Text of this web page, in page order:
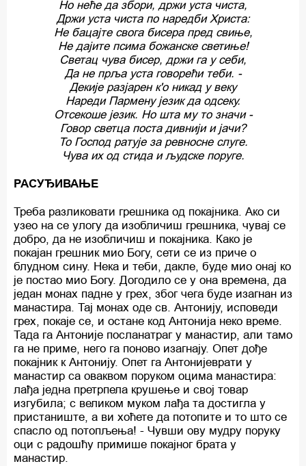
Но неће да збори, држи уста чиста,
Држи уста чиста по наредби Христа:
Не бацајте свога бисера пред свиње,
Не дајите псима божанске светиње!
Светац чува бисер, држи га у себи,
Да не прља уста говорећи теби. -
Декије разјарен к'о никад у веку
Нареди Пармену језик да одсеку.
Отсекоше језик. Но шта му то значи -
Говор светца поста дивнији и јачи?
То Господ ратује за ревносне слуге.
Чува их од стида и људске поруге.
РАСУЂИВАЊЕ
Треба разликовати грешника од покајника. Ако си
узео на се улогу да изобличиш грешника, чувај се
добро, да не изобличиш и покајника. Како је
покајан грешник мио Богу, сети се из приче о
блудном сину. Нека и теби, дакле, буде мио онај ко
је постао мио Богу. Догодило се у она времена, да
један монах падне у грех, због чега буде изагнан из
манастира. Тај монах оде св. Антонију, исповеди
грех, покаје се, и остане код Антонија неко време.
Тада га Антоније посланатраг у манастир, али тамо
га не приме, него га поново изагнају. Опет дође
покајник к Антонију. Опет га Антонијеврати у
манастир са оваквом поруком оцима манастира:
лађа једна претрпела крушење и свој товар
изгубила; с великом муком лађа та достигла у
пристаниште, а ви хоћете да потопите и то што се
спасло од потопљења! - Чувши ову мудру поруку
оци с радошћу примише покајног брата у
манастир.